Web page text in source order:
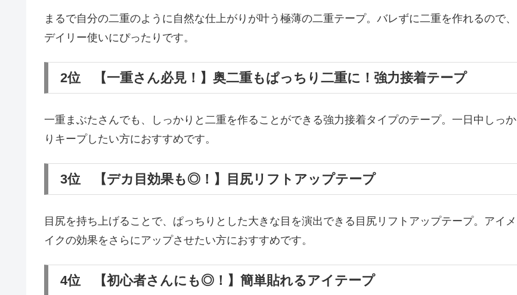
まるで自分の二重のように自然な仕上がりが叶う極薄の二重テープ。バレずに二重を作れるので、
デイリー使いにぴったりです。
2位 【一重さん必見！】奥二重もぱっちり二重に！強力接着テープ
一重まぶたさんでも、しっかりと二重を作ることができる強力接着タイプのテープ。一日中しっか
りキープしたい方におすすめです。
3位 【デカ目効果も◎！】目尻リフトアップテープ
目尻を持ち上げることで、ぱっちりとした大きな目を演出できる目尻リフトアップテープ。アイメ
イクの効果をさらにアップさせたい方におすすめです。
4位 【初心者さんにも◎！】簡単貼れるアイテープ